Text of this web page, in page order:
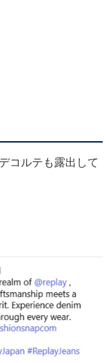
コルテも露出して